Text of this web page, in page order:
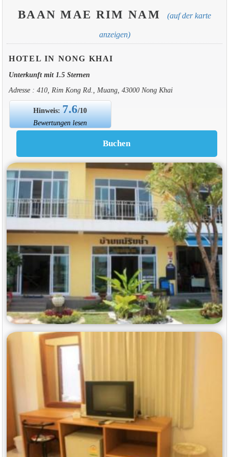
BAAN MAE RIM NAM (auf der karte
anzeigen)
HOTEL IN NONG KHAI
Unterkunft mit 1.5 Sternen
Adresse : 410, Rim Kong Rd., Muang, 43000 Nong Khai
Hinweis: 7.6/10
Bewertungen lesen